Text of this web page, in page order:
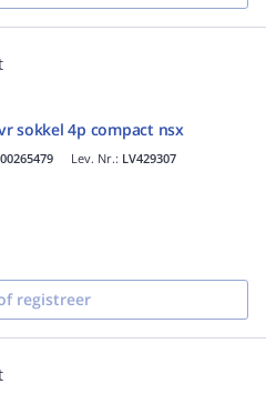
sokkel 4p compact nsx
Lev. Nr.: LV429307
registreer